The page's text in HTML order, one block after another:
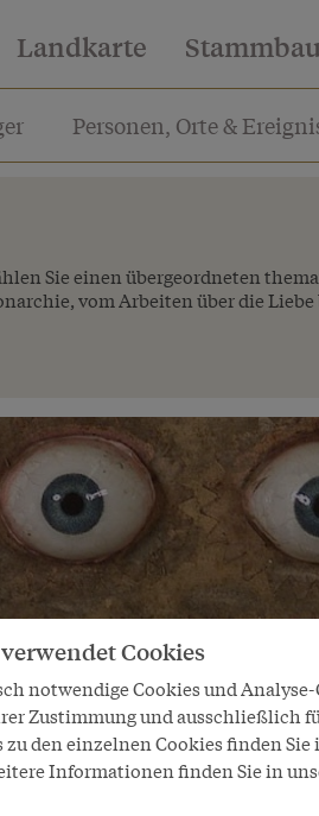
Landkarte
Personen, Orte &
Sie einen übergeordneten
vom Arbeiten über die Liebe
& Wissen
Cookies
notwendige Cookies und
Zustimmung und ausschließlich
den einzelnen Cookies finden Sie
Informationen finden Sie in